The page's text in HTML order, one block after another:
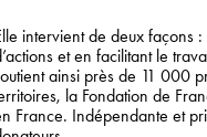
intervient de deux façons
et en facilitant le
ainsi près de 11 000
la Fondation de
France. Indépendante et